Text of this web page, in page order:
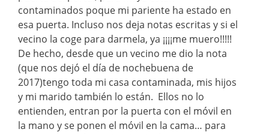
contaminados poque mi pariente ha estado en
esa puerta. Incluso nos deja notas escritas y si el
vecino la coge para darmela, ya ¡¡¡¡me muero!!!!!
De hecho, desde que un vecino me dio la nota
(que nos dejó el día de nochebuena de
2017)tengo toda mi casa contaminada, mis hijos
y mi marido también lo están. Ellos no lo
entienden, entran por la puerta con el móvil en
la mano y se ponen el móvil en la cama… para